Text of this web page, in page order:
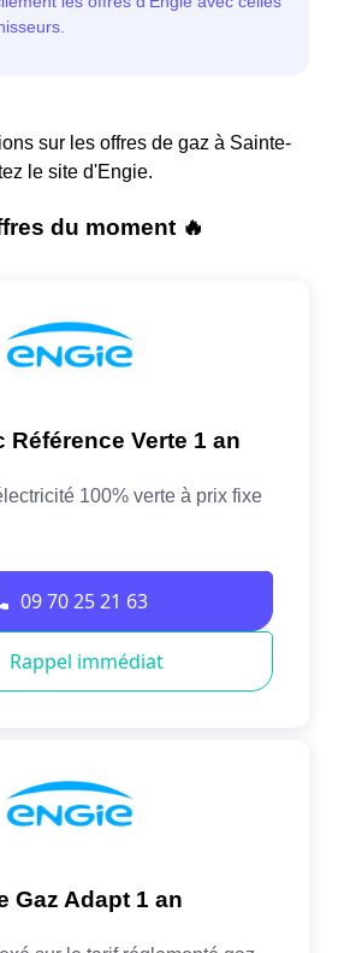
sur les offres de gaz à Sainte-
le site d'Engie.